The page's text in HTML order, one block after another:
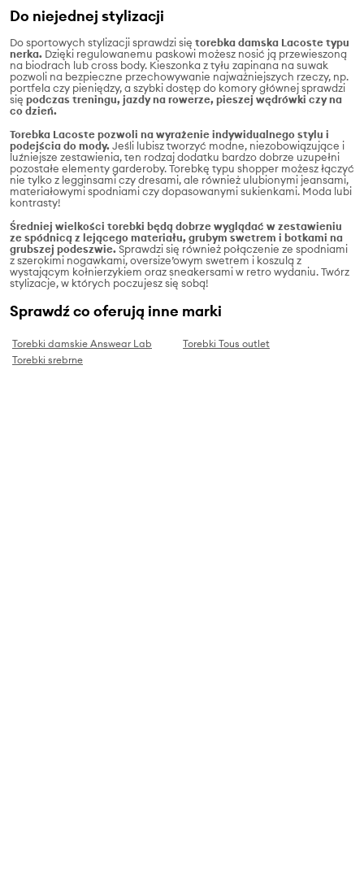
Do niejednej stylizacji
Do sportowych stylizacji sprawdzi się torebka damska Lacoste typu
nerka. Dzięki regulowanemu paskowi możesz nosić ją przewieszoną
na biodrach lub cross body. Kieszonka z tyłu zapinana na suwak
pozwoli na bezpieczne przechowywanie najważniejszych rzeczy, np.
portfela czy pieniędzy, a szybki dostęp do komory głównej sprawdzi
się podczas treningu, jazdy na rowerze, pieszej wędrówki czy na
co dzień.
Torebka Lacoste pozwoli na wyrażenie indywidualnego stylu i
podejścia do mody.Jeśli lubisz tworzyć modne, niezobowiązujące i
luźniejsze zestawienia, ten rodzaj dodatku bardzo dobrze uzupełni
pozostałe elementy garderoby. Torebkę typu shopper możesz łączyć
nie tylko z legginsami czy dresami, ale również ulubionymi jeansami,
materiałowymi spodniami czy dopasowanymi sukienkami. Moda lubi
kontrasty!
Średniej wielkości torebki będą dobrze wyglądać w zestawieniu
ze spódnicą z lejącego materiału, grubym swetrem i botkami na
grubszej podeszwie.Sprawdzi się również połączenie ze spodniami
z szerokimi nogawkami, oversize’owym swetrem i koszulą z
wystającym kołnierzykiem oraz sneakersami w retro wydaniu. Twórz
stylizacje, w których poczujesz się sobą!
Sprawdź co oferują inne marki
Torebki damskie Answear Lab
Torebki Tous outlet
Torebki srebrne